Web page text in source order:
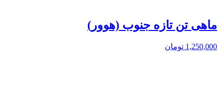
ماهی تن تازه جنوب (هوور)
1,250,000 تومان